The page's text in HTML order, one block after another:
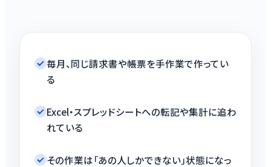
毎月、同じ請求書や帳票を手作業で作ってい
る
Excel・スプレッドシートへの転記や集計に追わ
れている
その作業は「あの人しかできない」状態になっ